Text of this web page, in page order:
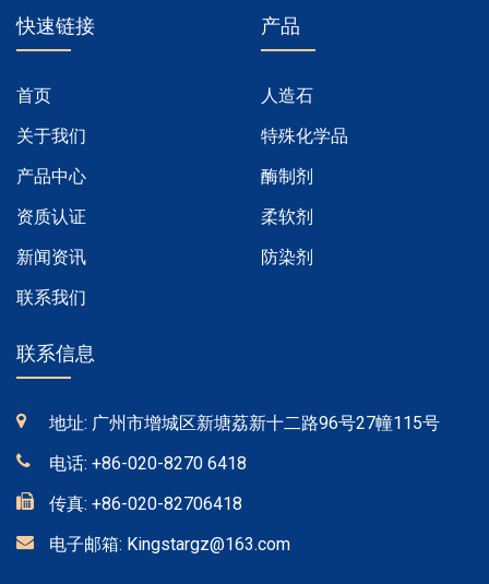
快速链接
首页
关于我们
产品中心
资质认证
新闻资讯
联系我们
产品
人造石
特殊化学品
酶制剂
柔软剂
防染剂
联系信息
地址: 广州市增城区新塘荔新十二路96号27幢115号
电话: +86-020-8270 6418
传真: +86-020-82706418
电子邮箱: Kingstargz@163.com